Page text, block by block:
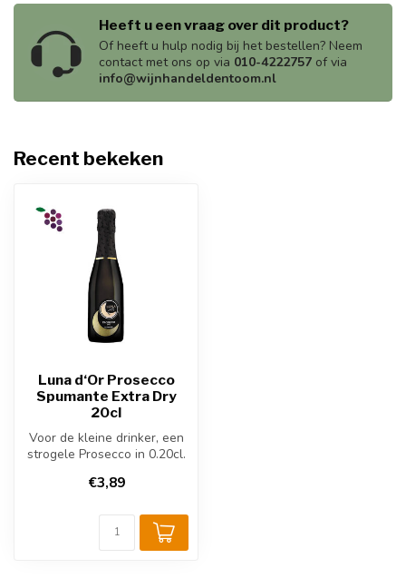
Heeft u een vraag over dit product?
Of heeft u hulp nodig bij het bestellen? Neem
contact met ons op via 010-4222757 of via
info@wijnhandeldentoom.nl
Recent bekeken
Luna d‘Or Prosecco
Spumante Extra Dry
20cl
Voor de kleine drinker, een
strogele Prosecco in 0.20cl.
€3,89